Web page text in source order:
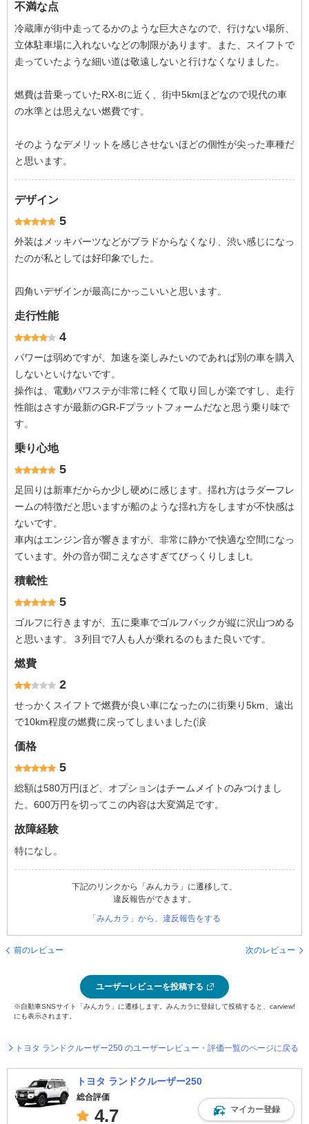
不満な点
冷蔵庫が街中走ってるかのような巨大さなので、行けない場所、
立体駐車場に入れないなどの制限があります。また、スイフトで
走っていたような細い道は敬遠しないと行けなくなりました。
燃費は昔乗っていたRX-8に近く、街中5kmほどなので現代の車
の水準とは思えない燃費です。
そのようなデメリットを感じさせないほどの個性が尖った車種だ
と思います。
デザイン
5
外装はメッキパーツなどがプラドからなくなり、渋い感じになっ
たのが私としては好印象でした。
四角いデザインが最高にかっこいいと思います。
走行性能
4
パワーは弱めですが、加速を楽しみたいのであれば別の車を購入
しないといけないです。
操作は、電動パワステが非常に軽くて取り回しが楽ですし、走行
性能はさすが最新のGR-Fプラットフォームだなと思う乗り味で
す。
乗り心地
5
足回りは新車だからか少し硬めに感じます。揺れ方はラダーフレ
ームの特徴だと思いますが船のような揺れ方をしますが不快感は
ないです。
車内はエンジン音が響きますが、非常に静かで快適な空間になっ
ています。外の音が聞こえなさすぎてびっくりしましt。
積載性
5
ゴルフに行きますが、五に乗車でゴルフバックが縦に沢山つめる
と思います。３列目で7人も人が乗れるのもまた良いです。
燃費
2
せっかくスイフトで燃費が良い車になったのに街乗り5km、遠出
で10km程度の燃費に戻ってしまいました(涙
価格
5
総額は580万円ほど、オプションはチームメイトのみつけまし
た。600万円を切ってこの内容は大変満足です。
故障経験
特になし。
下記のリンクから「みんカラ」に遷移して、
違反報告ができます。
「みんカラ」から、違反報告をする
前のレビュー 次のレビュー
ユーザーレビューを投稿する
※自動車SNSサイト「みんカラ」に遷移します。みんカラに登録して投稿すると、carview!
にも表示されます。
トヨタ ランドクルーザー250 のユーザーレビュー・評価一覧のページに戻る
トヨタ ランドクルーザー250
総合評価
4.7 マイカー登録